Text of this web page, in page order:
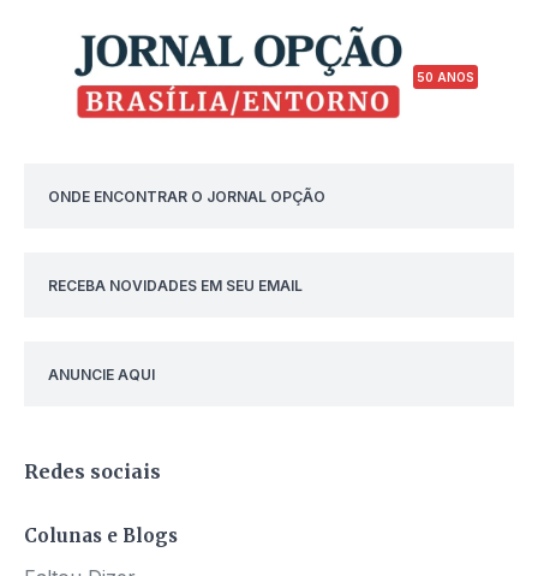
50 ANOS
ONDE ENCONTRAR O JORNAL OPÇÃO
RECEBA NOVIDADES EM SEU EMAIL
ANUNCIE AQUI
Redes sociais
Colunas e Blogs